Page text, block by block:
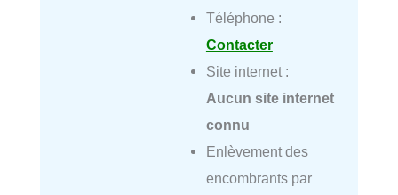
Téléphone :
Contacter
Site internet :
Aucun site internet
connu
Enlèvement des
encombrants par